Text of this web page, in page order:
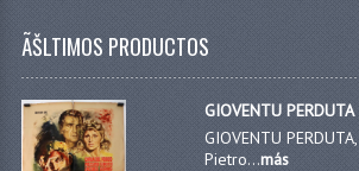
ÃŠLTIMOS PRODUCTOS
GIOVENTU PERDUTA
GIOVENTU PERDUTA,
Pietro...más